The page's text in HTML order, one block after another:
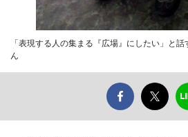
「表現する人の集まる『広場』にしたい」と
ん